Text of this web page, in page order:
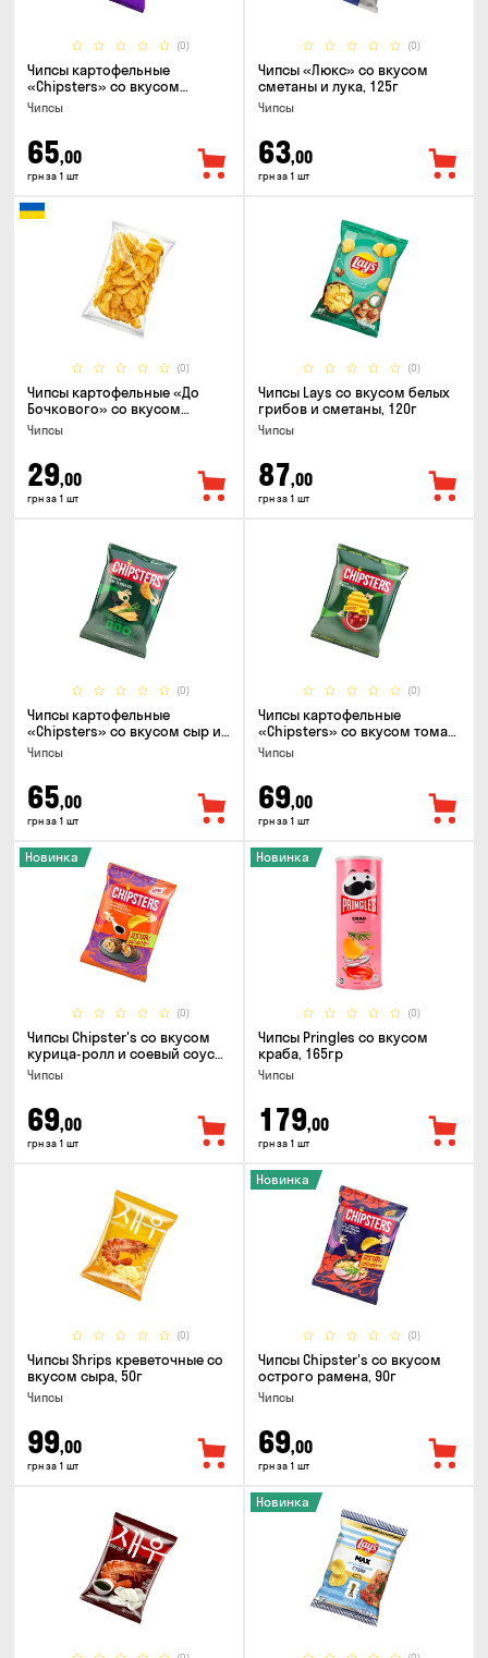
(0)
Чипсы картофельные
«Chipsters» со вкусом
острый удон, 100г
Чипсы
65,00
грн за 1 шт
(0)
Чипсы «Люкс» со вкусом
сметаны и лука, 125г
Чипсы
63,00
грн за 1 шт
(0)
Чипсы картофельные «До
Бочкового» со вкусом
сметаны с зеленью, 100г
Чипсы
29,00
грн за 1 шт
(0)
Чипсы Lays со вкусом белых
грибов и сметаны, 120г
Чипсы
87,00
грн за 1 шт
(0)
Чипсы картофельные
«Chipsters» со вкусом сыр и
лук, 95г
Чипсы
65,00
грн за 1 шт
(0)
Чипсы картофельные
«Chipsters» со вкусом томат
спайси, 95г
Чипсы
69,00
грн за 1 шт
(0)
Новинка
Чипсы Chipster's со вкусом
курица-ролл и соевый соус
90г
Чипсы
69,00
грн за 1 шт
(0)
Новинка
Чипсы Pringles со вкусом
краба, 165гр
Чипсы
179,00
грн за 1 шт
(0)
Чипсы Shrips креветочные со
вкусом сыра, 50г
Чипсы
99,00
грн за 1 шт
(0)
Новинка
Чипсы Chipster's со вкусом
острого рамена, 90г
Чипсы
69,00
грн за 1 шт
Новинка